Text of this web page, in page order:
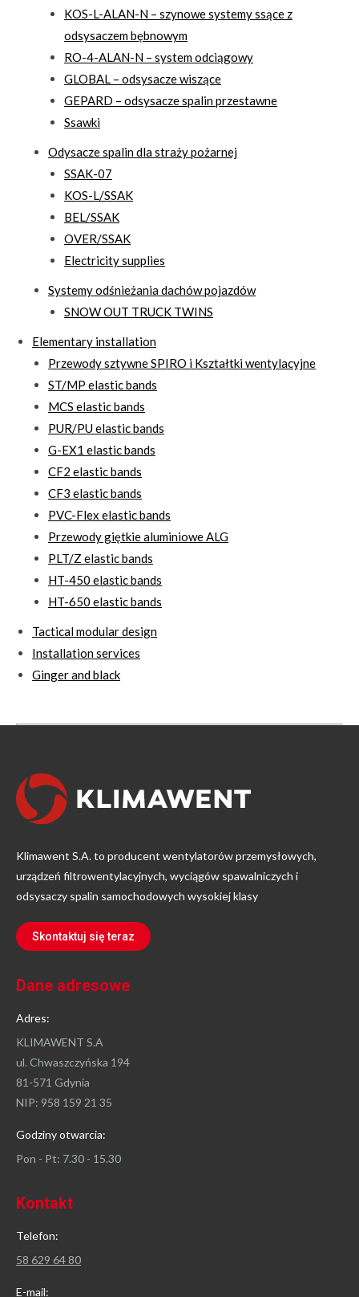
KOS-L-ALAN-N – szynowe systemy ssące z
odsysaczem bębnowym
RO-4-ALAN-N – system odciągowy
GLOBAL – odsysacze wiszące
GEPARD – odsysacze spalin przestawne
Ssawki
Odysacze spalin dla straży pożarnej
SSAK-07
KOS-L/SSAK
BEL/SSAK
OVER/SSAK
Electricity supplies
Systemy odśnieżania dachów pojazdów
SNOW OUT TRUCK TWINS
Elementary installation
Przewody sztywne SPIRO i Kształtki wentylacyjne
ST/MP elastic bands
MCS elastic bands
PUR/PU elastic bands
G-EX1 elastic bands
CF2 elastic bands
CF3 elastic bands
PVC-Flex elastic bands
Przewody giętkie aluminiowe ALG
PLT/Z elastic bands
HT-450 elastic bands
HT-650 elastic bands
Tactical modular design
Installation services
Ginger and black
Klimawent S.A. to producent wentylatorów przemysłowych,
urządzeń filtrowentylacyjnych, wyciągów spawalniczych i
odsysaczy spalin samochodowych wysokiej klasy
Skontaktuj się teraz
Dane adresowe
Adres:
KLIMAWENT S.A
ul. Chwaszczyńska 194
81-571 Gdynia
NIP: 958 159 21 35
Godziny otwarcia:
Pon - Pt: 7.30 - 15.30
Kontakt
Telefon:
58 629 64 80
E-mail: